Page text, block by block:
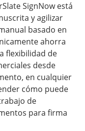
SignNow está
y agilizar
basado en
ahorra
flexibilidad de
desde
en cualquier
cómo puede
de
para firma